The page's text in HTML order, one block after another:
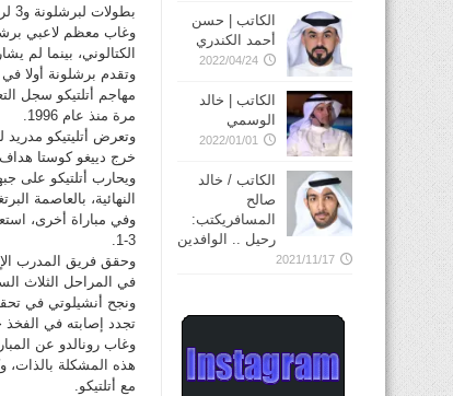
بطولات لبرشلونة و3 لريال مدريد).
وغاب معظم لاعبي
الكتالوني، بينما لم
مرة منذ عام 1996.
وتعرض أتليتيكو
خرج دييغو كوستا هداف
ويحارب أتلتيكو على
النهائية، بالعاصمة
وفي مباراة أخرى،
3-1.
وحقق فريق المدرب
في المراحل الثلاث
ونجح أنشيلوتي في
تجدد إصابته في الفخذ
وغاب رونالدو عن
هذه المشكلة بالذات،
مع أتلتيكو.
الكاتب | حسن
أحمد الكندري
2022/04/24
الكاتب | خالد
الوسمي
2022/01/01
الكاتب / خالد
صالح
المسافريكتب:
رحيل .. الوافدين
2021/11/17